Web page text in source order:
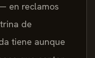
en reclamos
de
tiene aunque